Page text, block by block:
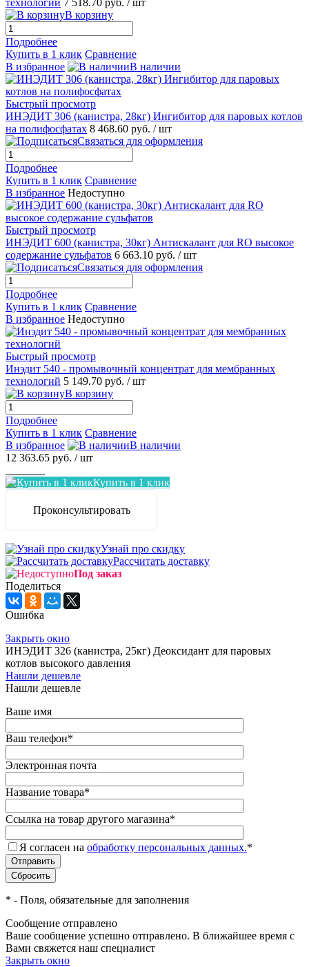
технологий 7 518.70 руб. / шт
В корзину
Подробнее
Купить в 1 клик Сравнение
В избранное
В наличии
Быстрый просмотр
ИНЭДИТ 306 (канистра, 28кг) Ингибитор для паровых котлов
на полифосфатах 8 468.60 руб. / шт
Связаться для оформления
Подробнее
Купить в 1 клик Сравнение
В избранное Недоступно
Быстрый просмотр
ИНЭДИТ 600 (канистра, 30кг) Антискалант для RO высокое
содержание сульфатов 6 663.10 руб. / шт
Связаться для оформления
Подробнее
Купить в 1 клик Сравнение
В избранное Недоступно
Быстрый просмотр
Инэдит 540 - промывочный концентрат для мембранных
технологий 5 149.70 руб. / шт
В корзину
Подробнее
Купить в 1 клик Сравнение
В избранное
В наличии
12 363.65 руб. / шт
Купить в 1 клик
Проконсультировать
Узнай про скидку
Рассчитать доставку
Под заказ
Поделиться
Ошибка
Закрыть окно
ИНЭДИТ 326 (канистра, 25кг) Деоксидант для паровых
котлов высокого давления
Нашли дешевле
Нашли дешевле
Ваше имя
Ваш телефон*
Электронная почта
Название товара*
Ссылка на товар другого магазина*
Я согласен на обработку персональных данных.*
* - Поля, обязательные для заполнения
Сообщение отправлено
Ваше сообщение успешно отправлено. В ближайшее время с
Вами свяжется наш специалист
Закрыть окно